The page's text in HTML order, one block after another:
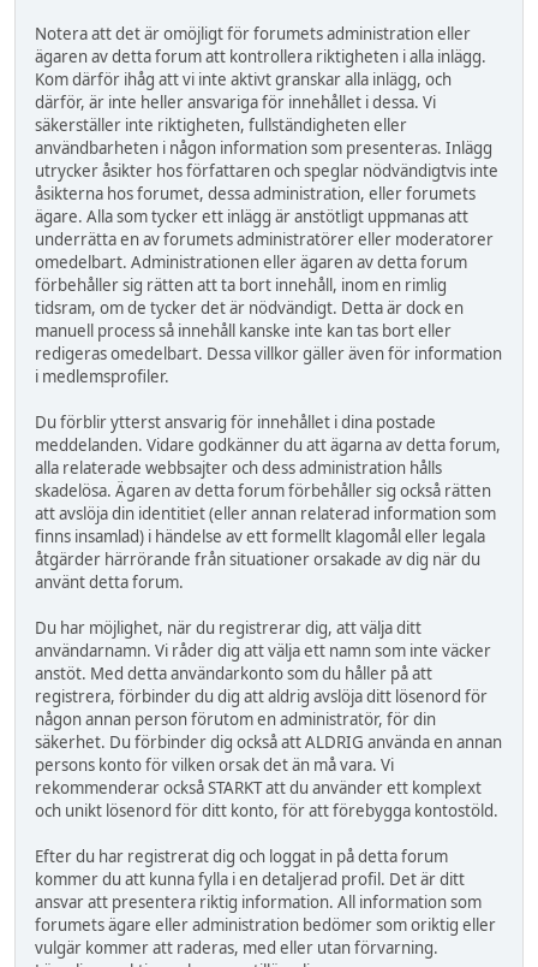
Notera att det är omöjligt för forumets administration eller
ägaren av detta forum att kontrollera riktigheten i alla inlägg.
Kom därför ihåg att vi inte aktivt granskar alla inlägg, och
därför, är inte heller ansvariga för innehållet i dessa. Vi
säkerställer inte riktigheten, fullständigheten eller
användbarheten i någon information som presenteras. Inlägg
utrycker åsikter hos författaren och speglar nödvändigtvis inte
åsikterna hos forumet, dessa administration, eller forumets
ägare. Alla som tycker ett inlägg är anstötligt uppmanas att
underrätta en av forumets administratörer eller moderatorer
omedelbart. Administrationen eller ägaren av detta forum
förbehåller sig rätten att ta bort innehåll, inom en rimlig
tidsram, om de tycker det är nödvändigt. Detta är dock en
manuell process så innehåll kanske inte kan tas bort eller
redigeras omedelbart. Dessa villkor gäller även för information
i medlemsprofiler.
Du förblir ytterst ansvarig för innehållet i dina postade
meddelanden. Vidare godkänner du att ägarna av detta forum,
alla relaterade webbsajter och dess administration hålls
skadelösa. Ägaren av detta forum förbehåller sig också rätten
att avslöja din identitiet (eller annan relaterad information som
finns insamlad) i händelse av ett formellt klagomål eller legala
åtgärder härrörande från situationer orsakade av dig när du
använt detta forum.
Du har möjlighet, när du registrerar dig, att välja ditt
användarnamn. Vi råder dig att välja ett namn som inte väcker
anstöt. Med detta användarkonto som du håller på att
registrera, förbinder du dig att aldrig avslöja ditt lösenord för
någon annan person förutom en administratör, för din
säkerhet. Du förbinder dig också att ALDRIG använda en annan
persons konto för vilken orsak det än må vara. Vi
rekommenderar också STARKT att du använder ett komplext
och unikt lösenord för ditt konto, för att förebygga kontostöld.
Efter du har registrerat dig och loggat in på detta forum
kommer du att kunna fylla i en detaljerad profil. Det är ditt
ansvar att presentera riktig information. All information som
forumets ägare eller administration bedömer som oriktig eller
vulgär kommer att raderas, med eller utan förvarning.